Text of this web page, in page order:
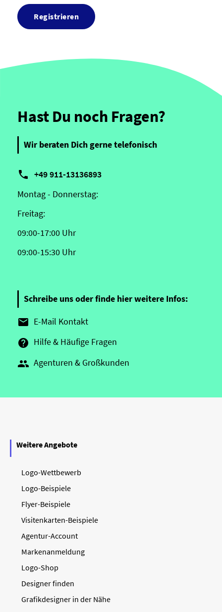
Registrieren
Hast Du noch Fragen?
Wir beraten Dich gerne telefonisch
 +49 911-13136893
Montag - Donnerstag:
Freitag:
09:00-17:00 Uhr
09:00-15:30 Uhr
Schreibe uns oder finde hier weitere Infos:
 E-Mail Kontakt
 Hilfe & Häufige Fragen
 Agenturen & Großkunden
Weitere Angebote
Logo-Wettbewerb
Logo-Beispiele
Flyer-Beispiele
Visitenkarten-Beispiele
Agentur-Account
Markenanmeldung
Logo-Shop
Designer finden
Grafikdesigner in der Nähe